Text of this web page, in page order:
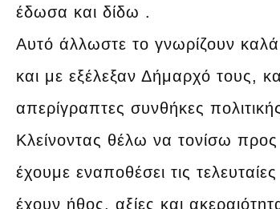
έδωσα και δίδω .
Αυτό άλλωστε το γνωρίζουν καλά
και με εξέλεξαν Δήμαρχό τους,
απερίγραπτες συνθήκες
Κλείνοντας θέλω να τονίσω
έχουμε εναποθέσει τις
έχουν ήθος, αξίες και